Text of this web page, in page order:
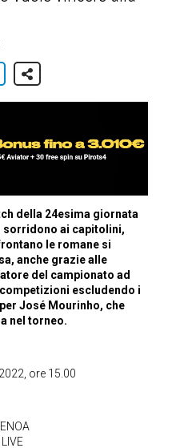
della 24esima giornata
sorridono ai capitolini,
le romane si
anche grazie alle
del campionato ad
escludendo i
José Mourinho, che
nel torneo.
ore 15.00